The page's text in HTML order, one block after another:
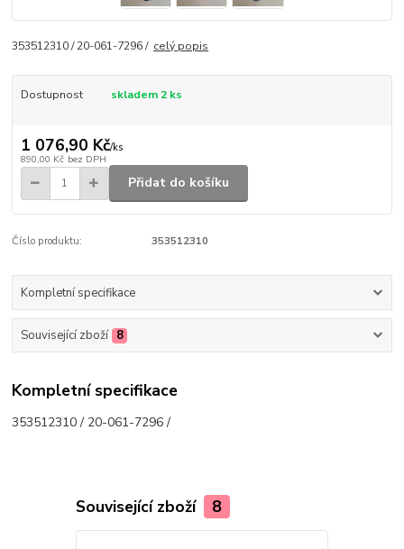
353512310 / 20-061-7296 / celý popis
Dostupnost skladem 2 ks
1 076,90 Kč/ks
890,00 Kč bez DPH
Přidat do košíku
Číslo produktu: 353512310
Kompletní specifikace
Související zboží 8
Kompletní specifikace
353512310 / 20-061-7296 /
Související zboží 8